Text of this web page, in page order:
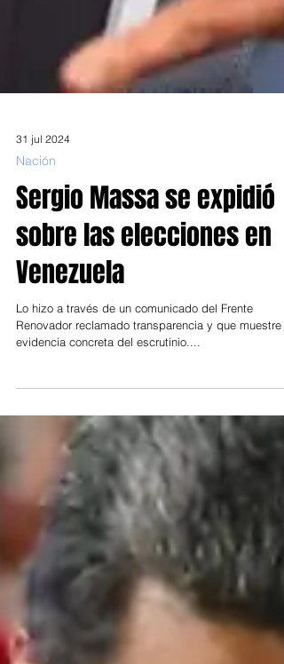
31 jul 2024
Nación
Sergio Massa se expidió
sobre las elecciones en
Venezuela
Lo hizo a través de un comunicado del Frente
evidencia concreta del escrutinio....